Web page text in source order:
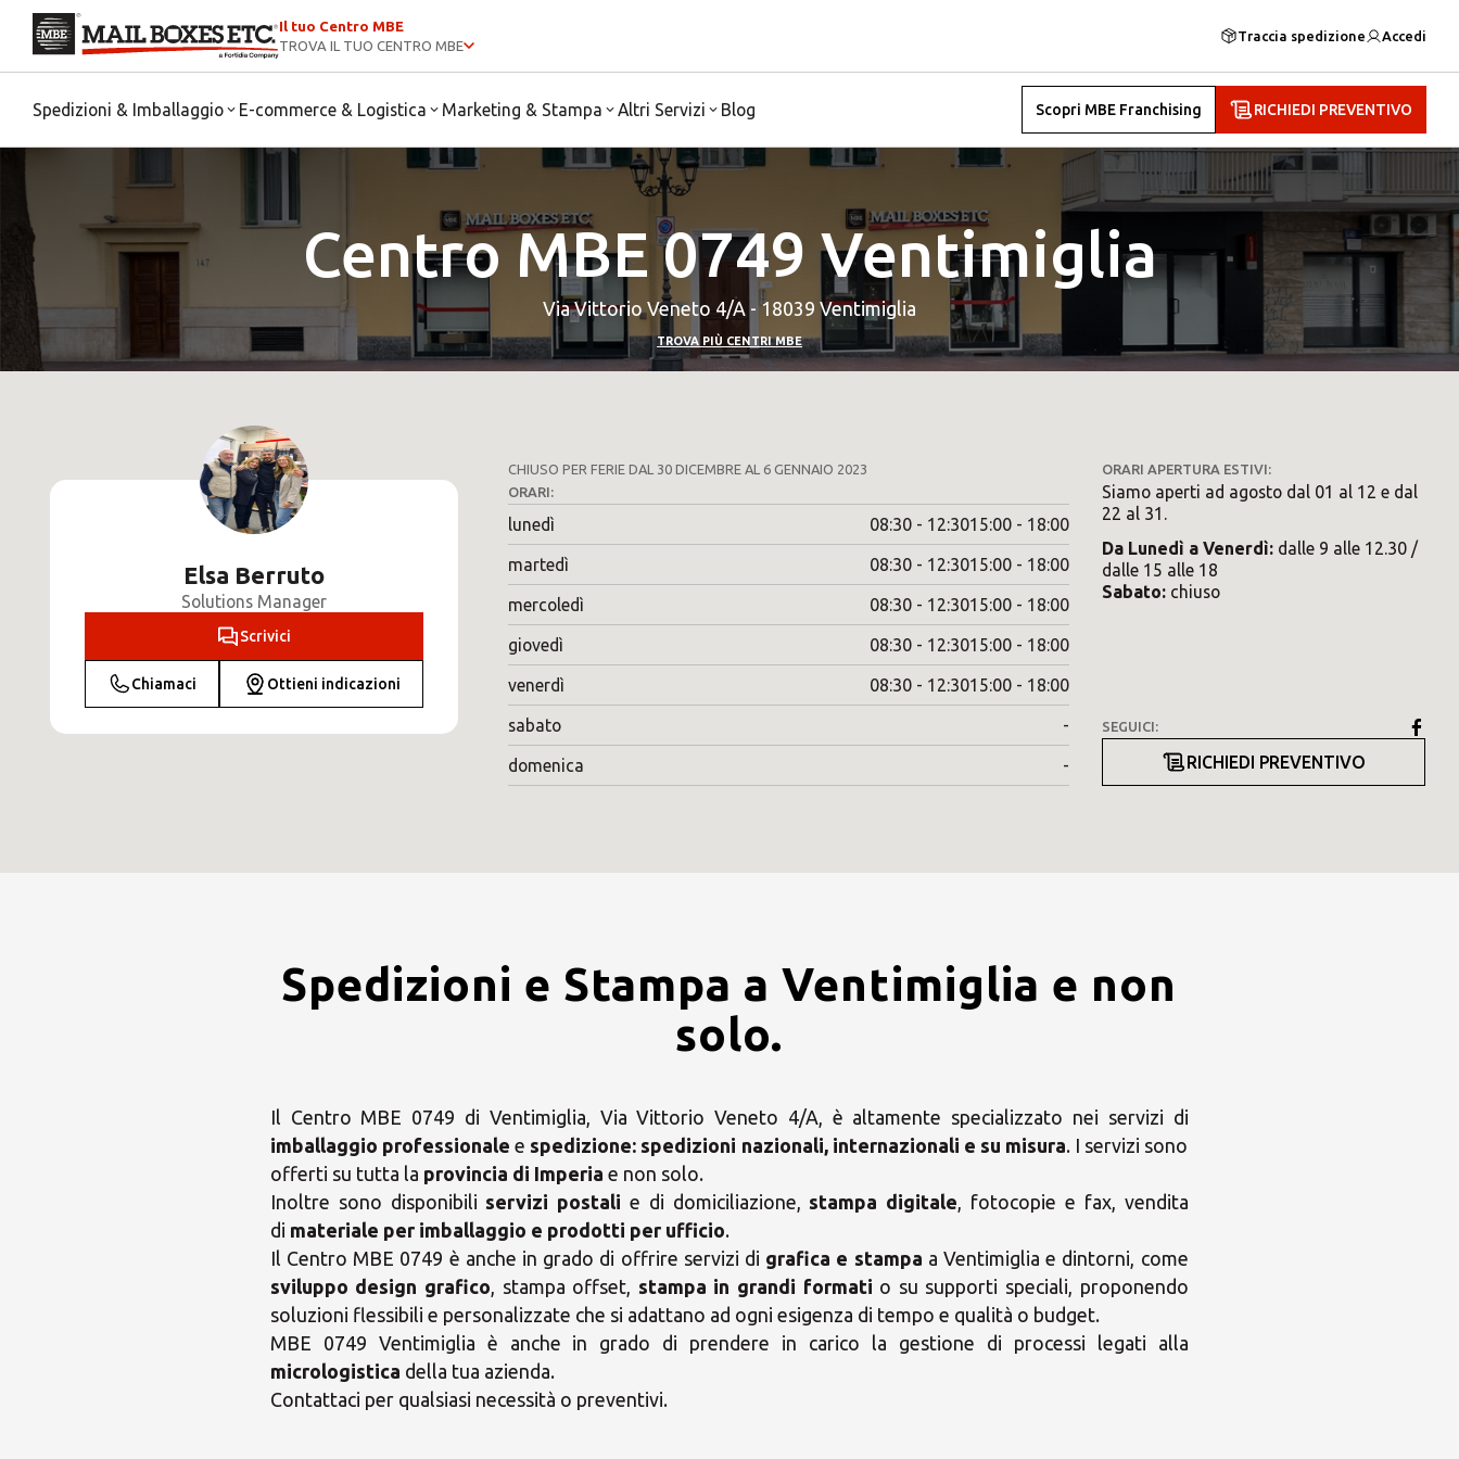
Il tuo Centro MBE
TROVA IL TUO CENTRO MBE
Traccia spedizione Accedi
Spedizioni & Imballaggio E-commerce & Logistica Marketing & Stampa Altri Servizi Blog Scopri MBE Franchising RICHIEDI PREVENTIVO
Centro MBE 0749 Ventimiglia
Via Vittorio Veneto 4/A - 18039 Ventimiglia
TROVA PIÙ CENTRI MBE
Elsa Berruto
Solutions Manager
Scrivici
Chiamaci Ottieni indicazioni
CHIUSO PER FERIE DAL 30 DICEMBRE AL 6 GENNAIO 2023
ORARI:
lunedì 08:30 - 12:3015:00 - 18:00
martedì 08:30 - 12:3015:00 - 18:00
mercoledì 08:30 - 12:3015:00 - 18:00
giovedì 08:30 - 12:3015:00 - 18:00
venerdì 08:30 - 12:3015:00 - 18:00
sabato -
domenica -
ORARI APERTURA ESTIVI:
Siamo aperti ad agosto dal 01 al 12 e dal
22 al 31.
Da Lunedì aVenerdì: dalle 9 alle 12.30 /
dalle 15 alle 18
Sabato: chiuso
SEGUICI:
RICHIEDI PREVENTIVO
Spedizioni e Stampa a Ventimiglia e non
solo.
Il Centro MBE 0749 di Ventimiglia, Via Vittorio Veneto 4/A, è altamente specializzato nei servizi di
imballaggio professionale e spedizione: spedizioni nazionali, internazionali e su misura. I servizi sono
offerti su tutta la provincia di Imperia e non solo.
Inoltre sono disponibili servizi postali e di domiciliazione, stampa digitale, fotocopie e fax, vendita
di materiale per imballaggio e prodotti per ufficio.
Il Centro MBE 0749 è anche in grado di offrire servizi di grafica e stampa a Ventimiglia e dintorni, come
sviluppo design grafico, stampa offset, stampa in grandi formati o su supporti speciali, proponendo
soluzioni flessibili e personalizzate che si adattano ad ogni esigenza di tempo e qualità o budget.
MBE 0749 Ventimiglia è anche in grado di prendere in carico la gestione di processi legati alla
micrologistica della tua azienda.
Contattaci per qualsiasi necessità o preventivi.